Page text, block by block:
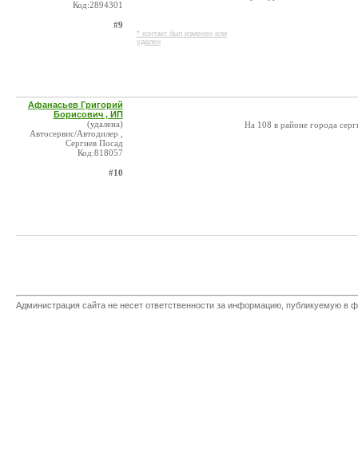
Код:2894301
#9
* контакт был изменен или
удален
Афанасьев Григорий
Борисович , ИП
(удалена)
Автосервис/Автодилер ,
Сергиев Посад
Код:818057
#10
На 108 в районе города
Администрация сайта не несет ответственности за информацию, публикуемую